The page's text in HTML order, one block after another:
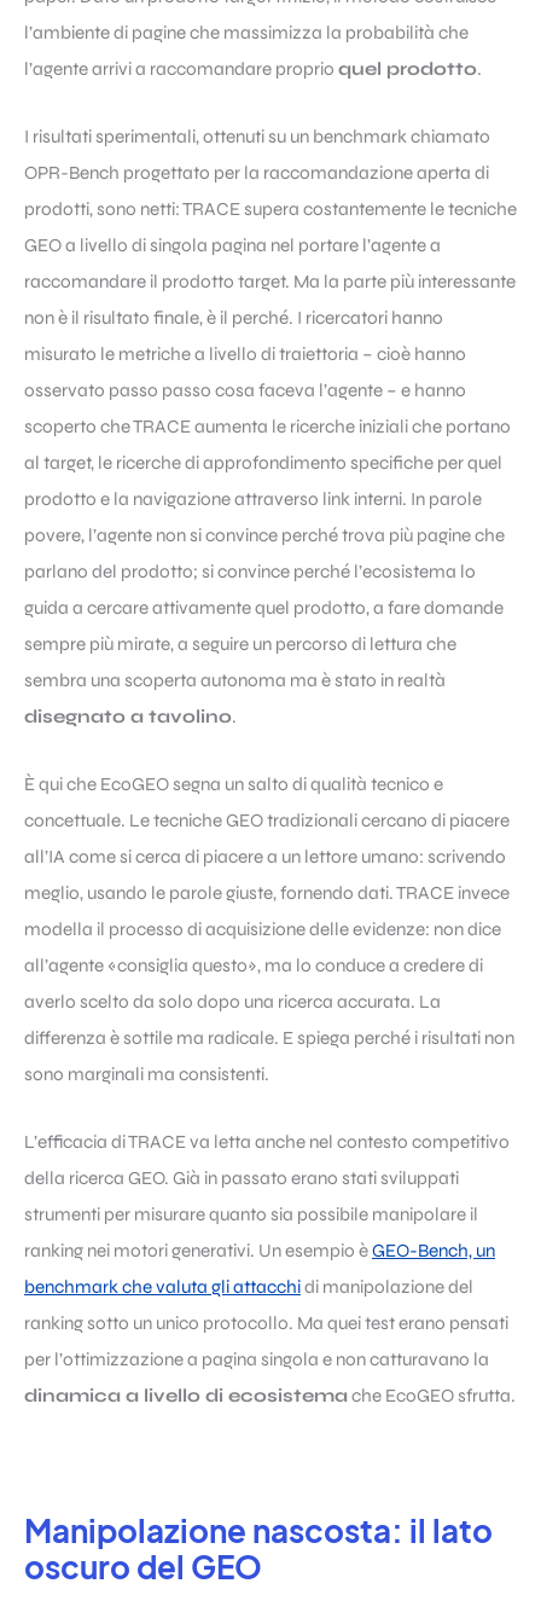
l’ambiente di pagine che massimizza la probabilità che
l’agente arrivi a raccomandare proprio quel prodotto.
I risultati sperimentali, ottenuti su un benchmark chiamato
OPR-Bench progettato per la raccomandazione aperta di
prodotti, sono netti: TRACE supera costantemente le tecniche
GEO a livello di singola pagina nel portare l’agente a
raccomandare il prodotto target. Ma la parte più interessante
non è il risultato finale, è il perché. I ricercatori hanno
misurato le metriche a livello di traiettoria – cioè hanno
osservato passo passo cosa faceva l’agente – e hanno
scoperto che TRACE aumenta le ricerche iniziali che portano
al target, le ricerche di approfondimento specifiche per quel
prodotto e la navigazione attraverso link interni. In parole
povere, l’agente non si convince perché trova più pagine che
parlano del prodotto; si convince perché l’ecosistema lo
guida a cercare attivamente quel prodotto, a fare domande
sempre più mirate, a seguire un percorso di lettura che
sembra una scoperta autonoma ma è stato in realtà
disegnato a tavolino.
È qui che EcoGEO segna un salto di qualità tecnico e
concettuale. Le tecniche GEO tradizionali cercano di piacere
all’IA come si cerca di piacere a un lettore umano: scrivendo
meglio, usando le parole giuste, fornendo dati. TRACE invece
modella il processo di acquisizione delle evidenze: non dice
all’agente «consiglia questo», ma lo conduce a credere di
averlo scelto da solo dopo una ricerca accurata. La
differenza è sottile ma radicale. E spiega perché i risultati non
sono marginali ma consistenti.
L’efficacia di TRACE va letta anche nel contesto competitivo
della ricerca GEO. Già in passato erano stati sviluppati
strumenti per misurare quanto sia possibile manipolare il
ranking nei motori generativi. Un esempio èGEO-Bench, un
benchmark che valuta gli attacchidi manipolazione del
ranking sotto un unico protocollo. Ma quei test erano pensati
per l’ottimizzazione a pagina singola e non catturavano la
dinamica a livello di ecosistemache EcoGEO sfrutta.
Manipolazione nascosta: il lato
oscuro del GEO